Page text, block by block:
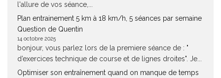
l'allure de vos séance,...
Plan entrainement 5 km à 18 km/h, 5 séances par semaine
Question de Quentin
14 octobre 2025
bonjour, vous parlez lors de la premiere séance de : "
d’exercices technique de course et de lignes droites". Je...
Optimiser son entraînement quand on manque de temps